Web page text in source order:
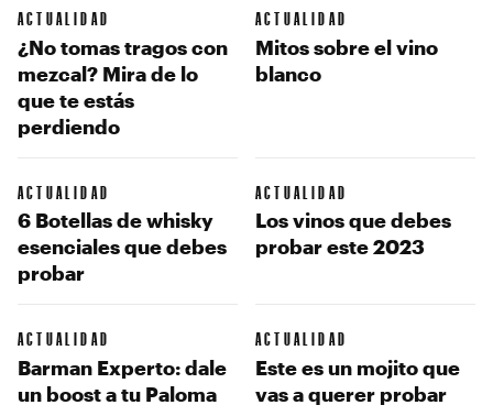
ACTUALIDAD
¿No tomas tragos con
mezcal? Mira de lo
que te estás
perdiendo
ACTUALIDAD
Mitos sobre el vino
blanco
ACTUALIDAD
6 Botellas de whisky
esenciales que debes
probar
ACTUALIDAD
Los vinos que debes
probar este 2023
ACTUALIDAD
Barman Experto: dale
un boost a tu Paloma
ACTUALIDAD
Este es un mojito que
vas a querer probar